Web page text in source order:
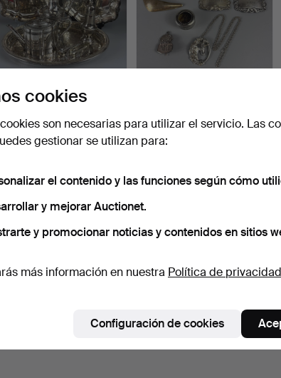
DE
8 días
1 puja
8 días
1 puja
puedes buscar ennuestro archivo de
cookies
son necesarias para utilizar el servicio. Las
gestionar se utilizan para:
el contenido y las funciones según cómo
y mejorar Auctionet.
y promocionar noticias y contenidos en sitios
más información en nuestra Política de privacidad
Configuración de cookies